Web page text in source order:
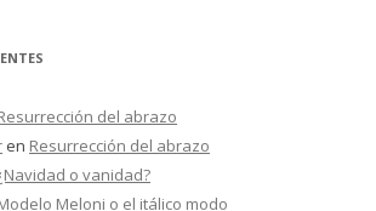
del abrazo
en Resurrección del abrazo
o vanidad?
Meloni o el itálico modo